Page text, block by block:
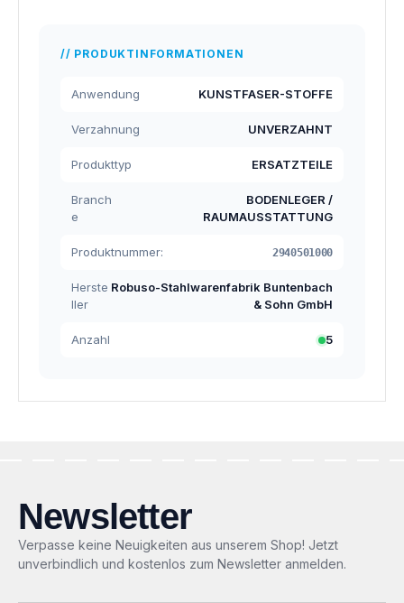
PRODUKTINFORMATIONEN
Anwendung KUNSTFASER-STOFFE
Verzahnung UNVERZAHNT
Produkttyp ERSATZTEILE
Branch
e
BODENLEGER /
RAUMAUSSTATTUNG
Produktnummer: 2940501000
Herste
ller
Robuso-Stahlwarenfabrik Buntenbach
& Sohn GmbH
Anzahl 5
Newsletter
Verpasse keine Neuigkeiten aus unserem Shop! Jetzt
unverbindlich und kostenlos zum Newsletter anmelden.